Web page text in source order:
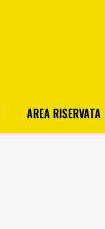
AREA RISERVATA